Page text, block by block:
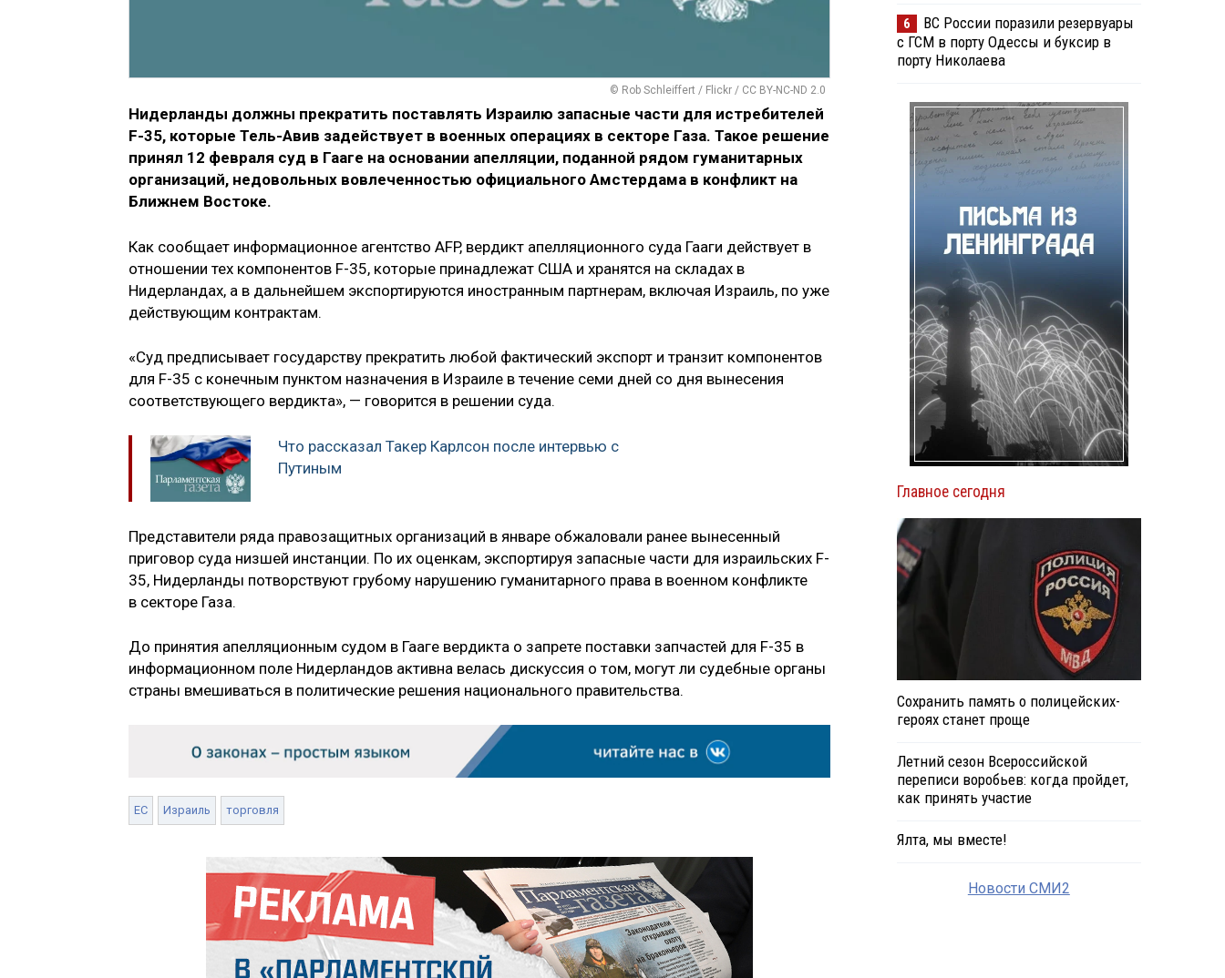
© Rob Schleiffert / Flickr / CC BY-NC-ND 2.0
Нидерланды должны прекратить поставлять Израилю запасные части для истребителей
F-35, которые Тель-Авив задействует в военных операциях в секторе Газа. Такое решение
принял 12 февраля суд в Гааге на основании апелляции, поданной рядом гуманитарных
организаций, недовольных вовлеченностью официального Амстердама в конфликт на
Ближнем Востоке.
Как сообщает информационное агентство AFP, вердикт апелляционного суда Гааги действует в
отношении тех компонентов F-35, которые принадлежат США и хранятся на складах в
Нидерландах, а в дальнейшем экспортируются иностранным партнерам, включая Израиль, по уже
действующим контрактам.
«Суд предписывает государству прекратить любой фактический экспорт и транзит компонентов
для F-35 с конечным пунктом назначения в Израиле в течение семи дней со дня вынесения
соответствующего вердикта», — говорится в решении суда.
Что рассказал Такер Карлсон после интервью с
Путиным
Представители ряда правозащитных организаций в январе обжаловали ранее вынесенный
приговор суда низшей инстанции. По их оценкам, экспортируя запасные части для израильских F-
35, Нидерланды потворствуют грубому нарушению гуманитарного права в военном конфликте
в секторе Газа.
До принятия апелляционным судом в Гааге вердикта о запрете поставки запчастей для F-35 в
информационном поле Нидерландов активна велась дискуссия о том, могут ли судебные органы
страны вмешиваться в политические решения национального правительства.
ЕС Израиль торговля
6
ВС России поразили резервуары
с ГСМ в порту Одессы и буксир в
порту Николаева
Главное сегодня
Сохранить память о полицейских-
героях станет проще
Летний сезон Всероссийской
переписи воробьев: когда пройдет,
как принять участие
Ялта, мы вместе!
Новости СМИ2